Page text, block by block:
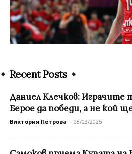
Recent Posts
Даниел Клечков: Играчите
Берое да победи, а не кой
Виктория Петрова - 08/03/2025